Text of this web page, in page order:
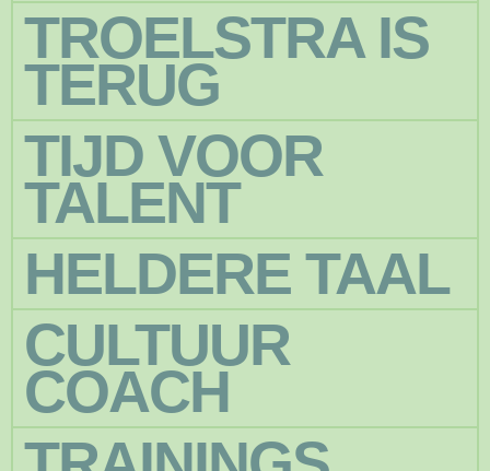
TROELSTRA IS
TERUG
TIJD VOOR
TALENT
HELDERE TAAL
CULTUUR
COACH